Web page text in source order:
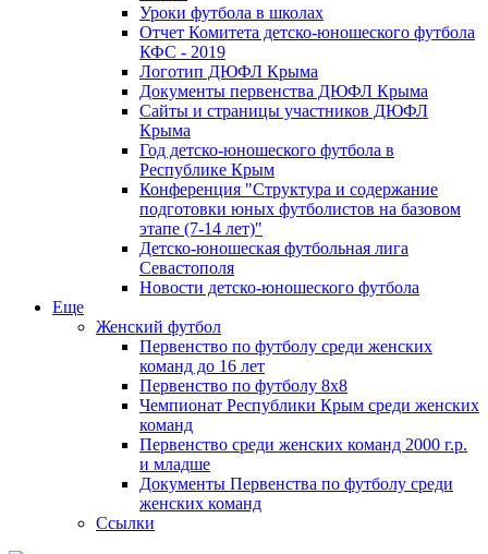
Уроки футбола в школах
Отчет Комитета детско-юношеского футбола
КФС - 2019
Логотип ДЮФЛ Крыма
Документы первенства ДЮФЛ Крыма
Сайты и страницы участников ДЮФЛ
Крыма
Год детско-юношеского футбола в
Республике Крым
Конференция "Структура и содержание
подготовки юных футболистов на базовом
этапе (7-14 лет)"
Детско-юношеская футбольная лига
Севастополя
Новости детско-юношеского футбола
Еще
Женский футбол
Первенство по футболу среди женских
команд до 16 лет
Первенство по футболу 8х8
Чемпионат Республики Крым среди женских
команд
Первенство среди женских команд 2000 г.р.
и младше
Документы Первенства по футболу среди
женских команд
Ссылки